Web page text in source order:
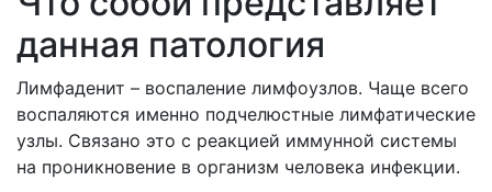
данная патология
Лимфаденит – воспаление лимфоузлов. Чаще всего
воспаляются именно подчелюстные лимфатические
узлы. Связано это с реакцией иммунной системы
на проникновение в организм человека инфекции.